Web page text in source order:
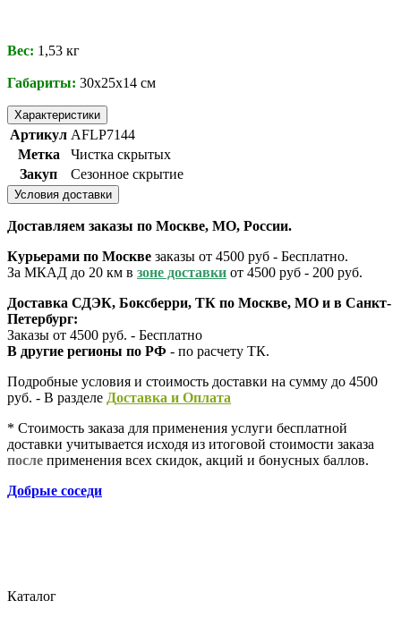
Вес: 1,53 кг
Габариты: 30х25х14 см
Характеристики
Артикул AFLP7144
Метка
Чистка скрытых
Закуп
Сезонное скрытие
Условия доставки
Доставляем заказы по Москве, МО, России.
Курьерами по Москве заказы от 4500 руб - Бесплатно.
За МКАД до 20 км в зоне доставки от 4500 руб - 200 руб.
Доставка СДЭК, Боксберри, ТК по Москве, МО и в Санкт-
Петербург:
Заказы от 4500 руб. - Бесплатно
В другие регионы по РФ - по расчету ТК.
Подробные условия и стоимость доставки на сумму до 4500
руб. - В разделе Доставка и Оплата
* Стоимость заказа для применения услуги бесплатной
доставки учитывается исходя из итоговой стоимости заказа
после применения всех скидок, акций и бонусных баллов.
Добрые соседи
Каталог